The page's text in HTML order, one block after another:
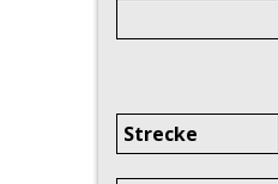
Strecke